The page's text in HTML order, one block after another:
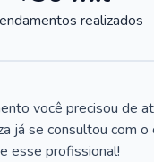
realizados
você precisou de
já se consultou com o
esse profissional!